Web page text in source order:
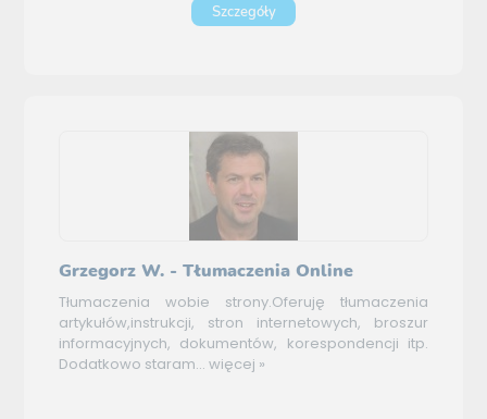
Szczegóły
Grzegorz W. - Tłumaczenia Online
Tłumaczenia wobie strony.Oferuję tłumaczenia
artykułów,instrukcji, stron internetowych, broszur
informacyjnych, dokumentów, korespondencji itp.
Dodatkowo staram... więcej »